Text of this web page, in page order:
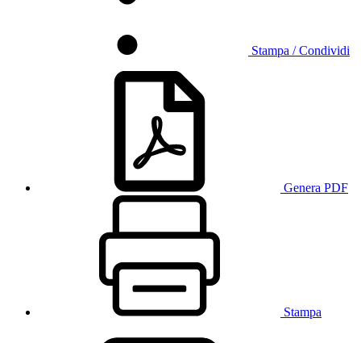
Stampa / Condividi
Genera PDF
Stampa